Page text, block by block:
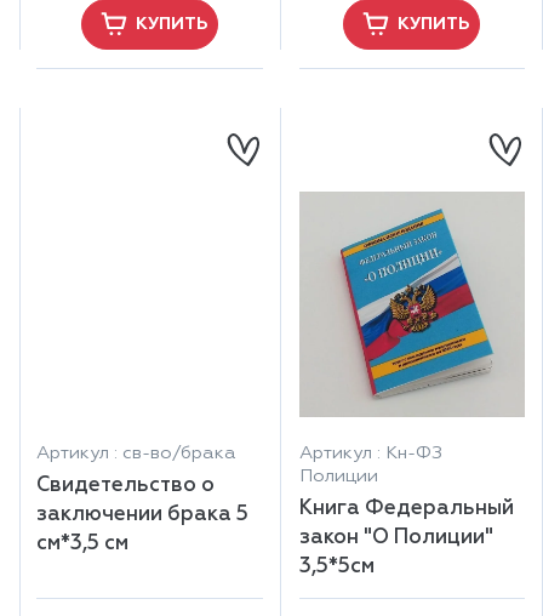
КУПИТЬ КУПИТЬ
Артикул : св-во/брака
Свидетельство о
заключении брака 5
см*3,5 см
Артикул : Кн-ФЗ
Полиции
Книга Федеральный
закон "О Полиции"
3,5*5см